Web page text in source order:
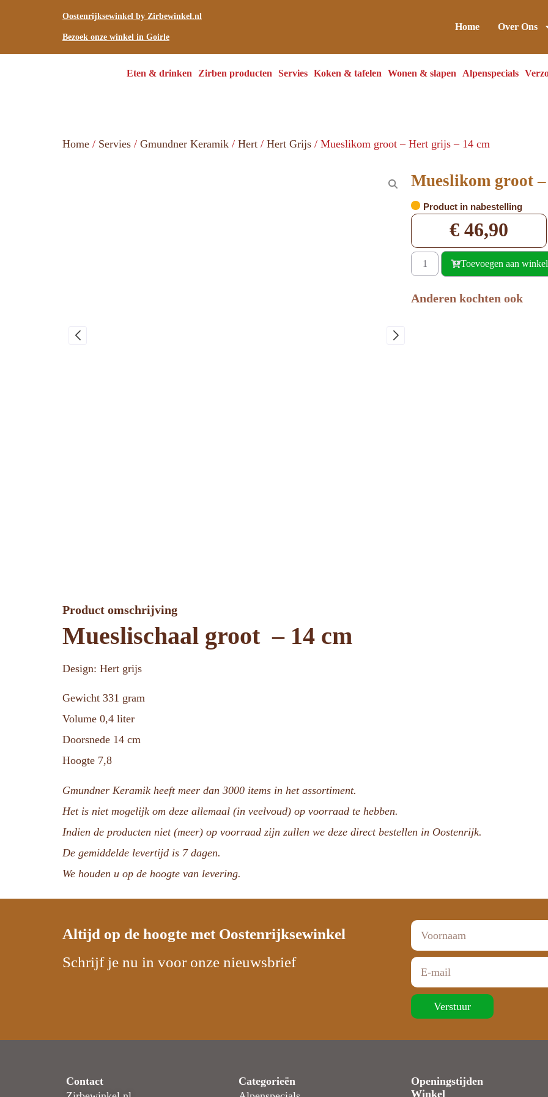
Oostenrijksewinkel by Zirbewinkel.nl
Bezoek onze winkel in Goirle
Home Over Ons
Eten & drinken Zirben producten Servies Koken & tafelen Wonen & slapen Alpenspecials
Home / Servies / Gmundner Keramik / Hert / Hert Grijs / Mueslikom groot – Hert grijs – 14 cm
Mueslikom groot
Product in nabestelling
€ 46,90
Toevoegen aan
Anderen kochten ook
Product omschrijving
Mueslischaal groot – 14 cm
Design: Hert grijs
Gewicht 331 gram
Volume 0,4 liter
Doorsnede 14 cm
Hoogte 7,8
Gmundner Keramik heeft meer dan 3000 items in het assortiment.
Het is niet mogelijk om deze allemaal (in veelvoud) op voorraad te hebben.
Indien de producten niet (meer) op voorraad zijn zullen we deze direct bestellen in Oostenrijk.
De gemiddelde levertijd is 7 dagen.
We houden u op de hoogte van levering.
Altijd op de hoogte met Oostenrijksewinkel
Schrijf je nu in voor onze nieuwsbrief
Verstuur
Contact
Categorieën
Openingstijden
Winkel